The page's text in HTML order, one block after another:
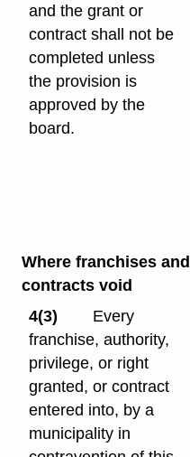
and the grant or
contract shall not be
completed unless
the provision is
approved by the
board.
Where franchises and
contracts void
4(3)
Every
franchise, authority,
privilege, or right
granted, or contract
entered into, by a
municipality in